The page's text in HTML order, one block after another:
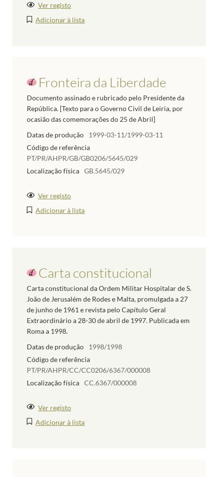
Ver registo
Adicionar à lista
Fronteira da Liberdade
Documento assinado e rubricado pelo Presidente da
República. [Texto para o Governo Civil de Leiria, por
ocasião das comemorações do 25 de Abril]
Datas de produção
1999-03-11/1999-03-11
Código de referência
PT/PR/AHPR/GB/GB0206/5645/029
Localização física GB.5645/029
Ver registo
Adicionar à lista
Carta constitucional
Carta constitucional da Ordem Militar Hospitalar de S.
João de Jerusalém de Rodes e Malta, promulgada a 27
de junho de 1961 e revista pelo Capítulo Geral
Extraordinário a 28-30 de abril de 1997. Publicada em
Roma a 1998.
Datas de produção
1998/1998
Código de referência
PT/PR/AHPR/CC/CC0206/6367/000008
Localização física CC.6367/000008
Ver registo
Adicionar à lista